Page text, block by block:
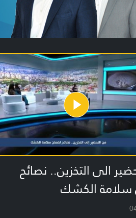
الى التخزين.. نصائح
سلامة الكشك